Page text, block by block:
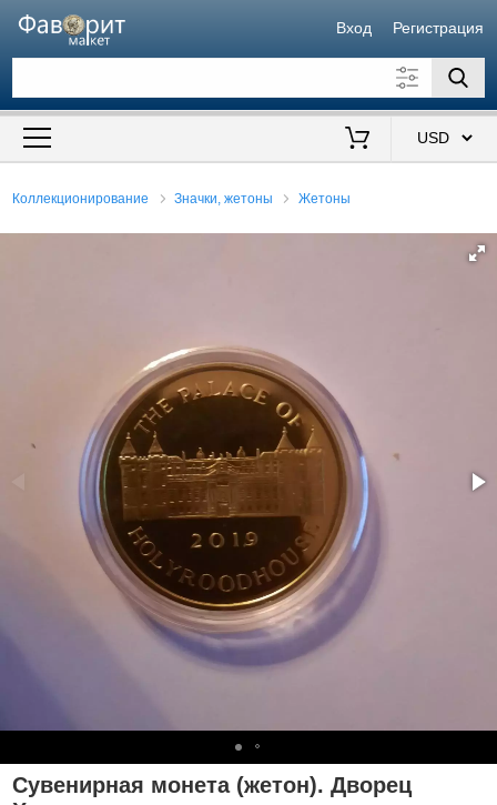
Вход Регистрация
Искать также в описании
Коллекционирование Значки, жетоны Жетоны
Сувенирная монета (жетон). Дворец